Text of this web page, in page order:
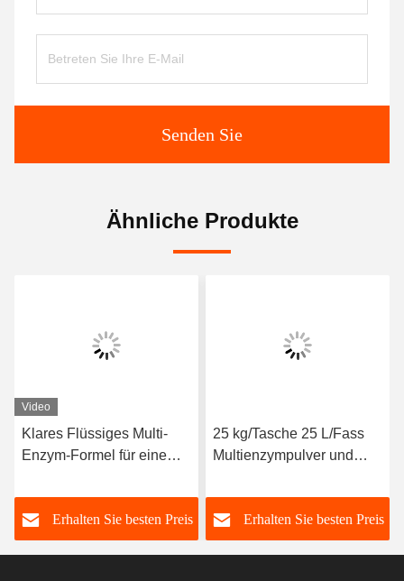
Senden Sie
Ähnliche Produkte
Video
Klares Flüssiges Multi-
Enzym-Formel für eine
empfohlene Dosierung 1-
3 kg/T PH-Bereich 5,5-9.5
Erhalten Sie besten Preis
25 kg/Tasche 25 L/Fass
Multienzympulver und
Tiefenreinigung
Erhalten Sie besten Preis